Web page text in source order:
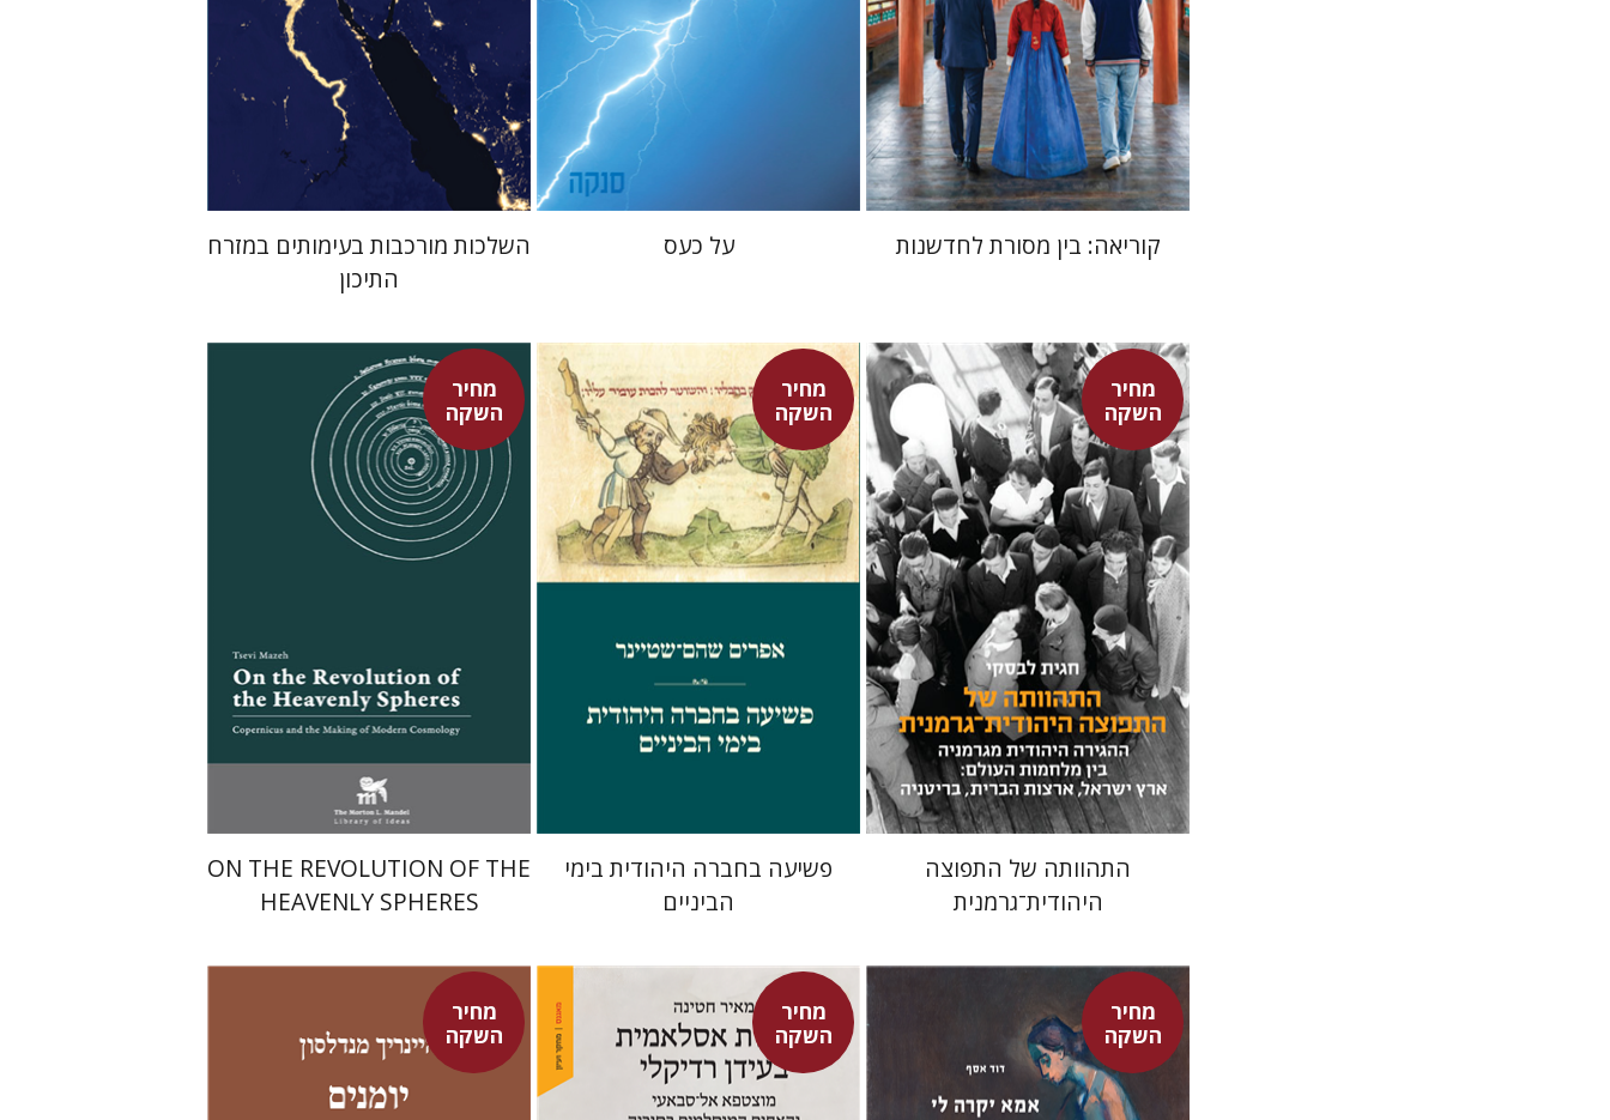
מחיר השקה
$35
$24
קוריאה: בין מסורת לחדשנות
מחיר השקה
על כעס
מחיר השקה
$29
השלכות מורכבות בעימותים במזרח
התיכון
מחיר
השקה
חגית לבסקי
מאירה טורצקי
מחיר השקה
$34
$24
התהוותה של התפוצה
היהודית־גרמנית
מחיר
השקה
אפרים שהם-שטיינר
מחיר השקה
$42
$29
פשיעה בחברה היהודית בימי
הביניים
מחיר
השקה
צבי מזא"ה
אלישבע הרשלר
מחיר השקה
ON THE REVOLUTION OF THE
HEAVENLY SPHERES
מחיר
השקהדוד אסף
מחיר
השקה
מאיר חטינה
מחיר
השקההיינריך מנדלסון
יוסי הלר
מישלין ביבי